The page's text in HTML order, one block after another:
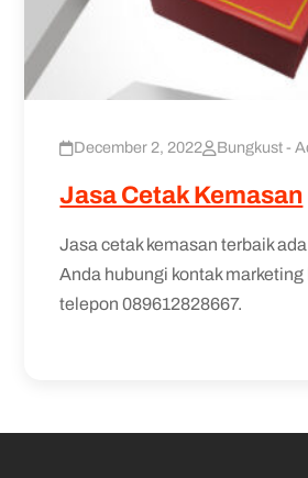
December 2, 2022 Bungkust -
Jasa Cetak Kemasan
Jasa cetak kemasan terbaik
Anda hubungi kontak
telepon 089612828667.